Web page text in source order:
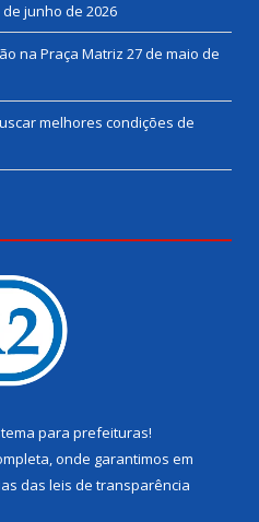
de junho de 2026
na Praça Matriz 27 de maio de
melhores condições de
para prefeituras!
onde garantimos em
das leis de transparência